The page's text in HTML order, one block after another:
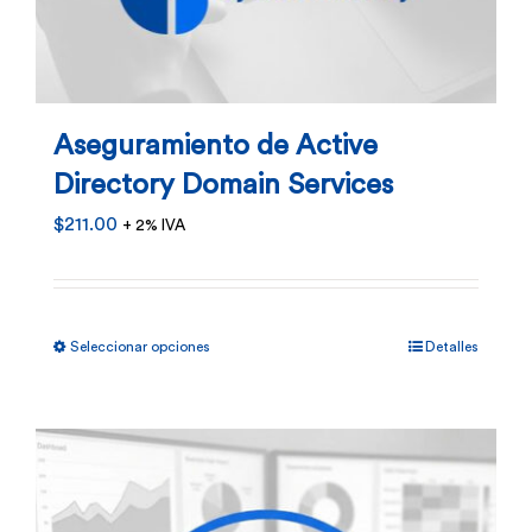
Aseguramiento de Active
Directory Domain Services
$211.00 + 2% IVA
Seleccionar opciones
múltiples
Las
Detalles